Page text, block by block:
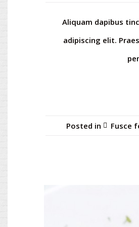
Aliquam dapibus
adipiscing elit.
Posted in Fusce